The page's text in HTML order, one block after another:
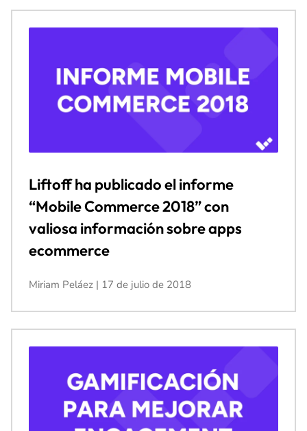
Liftoff ha publicado el informe
“Mobile Commerce 2018” con
valiosa información sobre apps
ecommerce
Miriam Peláez 17 de julio de 2018